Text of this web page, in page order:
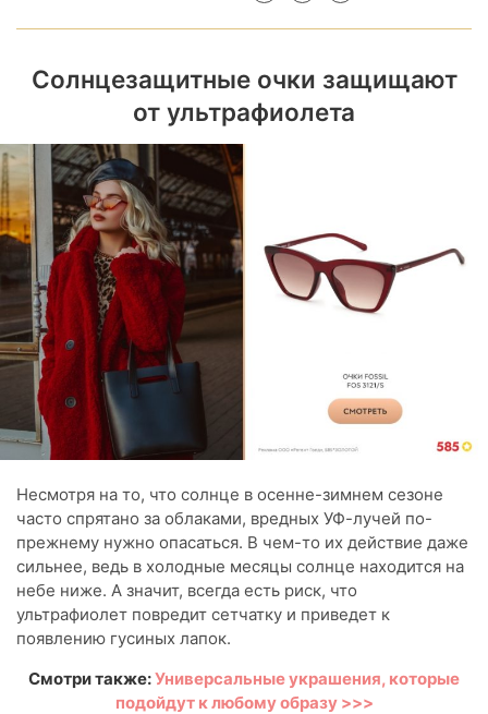
Солнцезащитные очки защищают
от ультрафиолета
Несмотря на то, что солнце в осенне-зимнем сезоне
часто спрятано за облаками, вредных УФ-лучей по-
прежнему нужно опасаться. В чем-то их действие даже
сильнее, ведь в холодные месяцы солнце находится на
небе ниже. А значит, всегда есть риск, что
ультрафиолет повредит сетчатку и приведет к
появлению гусиных лапок.
Смотри также:Универсальные украшения, которые
подойдут к любому образу >>>